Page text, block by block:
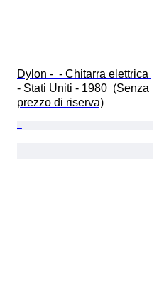
Dylon -  - Chitarra elettrica
- Stati Uniti - 1980  (Senza
prezzo di riserva)